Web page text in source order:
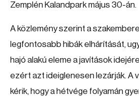
Zemplén Kalandpark május 30-án.
A közlemény szerint a
legfontosabb hibák elhárítását,
hajó alakú eleme a javítások
ezért azt ideiglenesen lezárják. A
kérik, hogy a hétvége folyamán